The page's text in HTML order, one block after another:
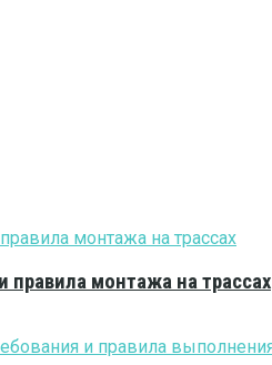
монтажа на трассах